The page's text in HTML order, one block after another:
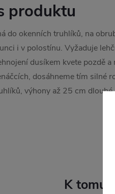
produktu
do okenních truhlíků, na
i v polostínu. Vyžaduje
dusíkem kvete pozdě
dosáhneme tím silné
výhony až 25 cm dlouhé.
K